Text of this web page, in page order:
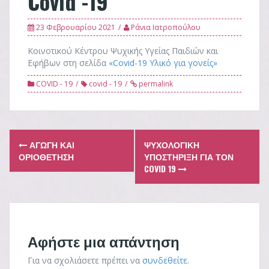
23 Φεβρουαρίου 2021 Ράνια Ιατροπούλου
Κοινοτικού Κέντρου Ψυχικής Υγείας Παιδιών και
Εφήβων στη σελίδα «Covid-19 Υλικό για γονείς»
COVID - 19 covid - 19 permalink
Post
navigation
ΑΓΩΓΗ ΚΑΙ
ΟΡΙΟΘΕΤΗΣΗ
ΨΥΧΟΛΟΓΙΚΗ
ΥΠΟΣΤΗΡΙΞΗ ΓΙΑ ΤΟΝ
COVID 19
Αφήστε μια απάντηση
Για να σχολιάσετε πρέπει να συνδεθείτε.